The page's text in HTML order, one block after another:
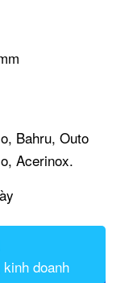
Bahru, Outo
Acerinox.
doanh